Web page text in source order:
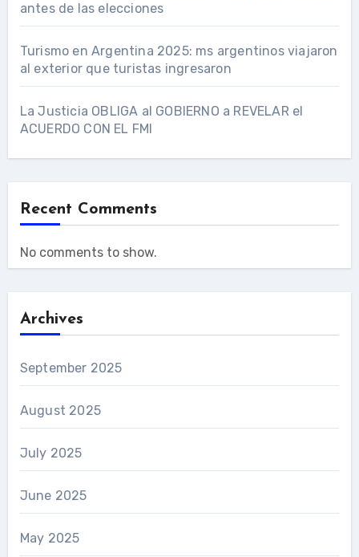
antes de las elecciones
Turismo en Argentina 2025: ms argentinos viajaron
al exterior que turistas ingresaron
La Justicia OBLIGA al GOBIERNO a REVELAR el
ACUERDO CON EL FMI
Recent Comments
No comments to show.
Archives
September 2025
August 2025
July 2025
June 2025
May 2025